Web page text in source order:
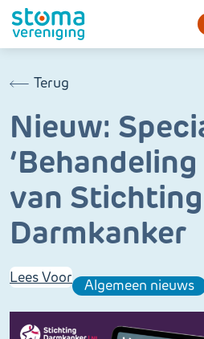
Terug
Nieuw:
van Stichting
Darmkanker
Lees Voor Algemeen nieuws